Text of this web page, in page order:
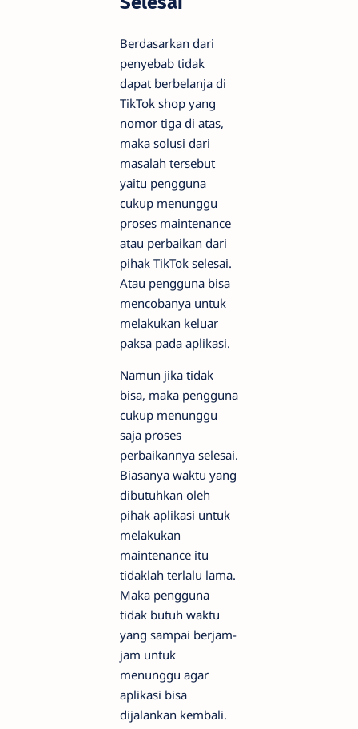
Berdasarkan dari
penyebab tidak
dapat berbelanja di
TikTok shop yang
nomor tiga di atas,
maka solusi dari
masalah tersebut
yaitu pengguna
cukup menunggu
proses maintenance
atau perbaikan dari
pihak TikTok selesai.
Atau pengguna bisa
mencobanya untuk
melakukan keluar
paksa pada aplikasi.
Namun jika tidak
bisa, maka pengguna
cukup menunggu
saja proses
perbaikannya selesai.
Biasanya waktu yang
dibutuhkan oleh
pihak aplikasi untuk
melakukan
maintenance itu
tidaklah terlalu lama.
Maka pengguna
tidak butuh waktu
yang sampai berjam-
jam untuk
menunggu agar
aplikasi bisa
dijalankan kembali.